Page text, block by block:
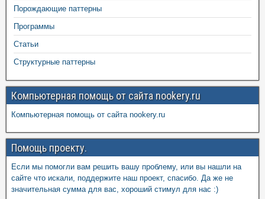
Порождающие паттерны
Программы
Статьи
Структурные паттерны
Компьютерная помощь от сайта nookery.ru
Компьютерная помощь от сайта nookery.ru
Помощь проекту.
Если мы помогли вам решить вашу проблему, или вы нашли на
сайте что искали, поддержите наш проект, спасибо. Да же не
значительная сумма для вас, хороший стимул для нас :)